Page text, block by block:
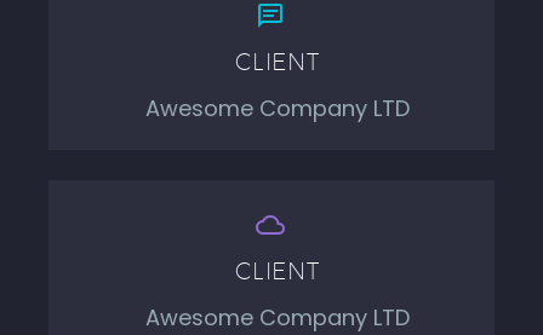


CLIENT
Awesome Company LTD


CLIENT
Awesome Company LTD